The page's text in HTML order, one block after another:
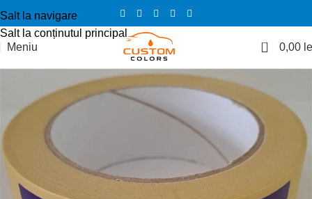
Salt la navigare
Salt la conținutul principal
Meniu
0 0,00